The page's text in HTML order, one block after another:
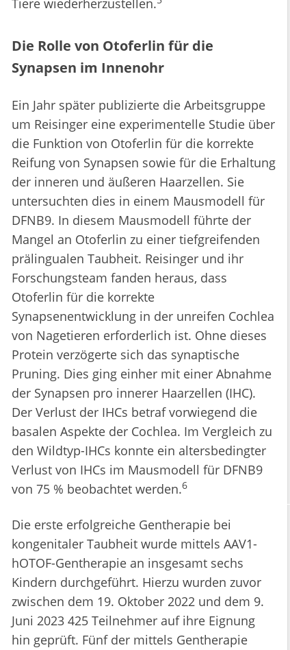
Tiere wiederherzustellen.
Die Rolle von Otoferlin für die
Synapsen im Innenohr
Ein Jahr später publizierte die Arbeitsgruppe
um Reisinger eine experimentelle Studie über
die Funktion von Otoferlin für die korrekte
Reifung von Synapsen sowie für die Erhaltung
der inneren und äußeren Haarzellen. Sie
untersuchten dies in einem Mausmodell für
DFNB9. In diesem Mausmodell führte der
Mangel an Otoferlin zu einer tiefgreifenden
prälingualen Taubheit. Reisinger und ihr
Forschungsteam fanden heraus, dass
Otoferlin für die korrekte
Synapsenentwicklung in der unreifen Cochlea
von Nagetieren erforderlich ist. Ohne dieses
Protein verzögerte sich das synaptische
Pruning. Dies ging einher mit einer Abnahme
der Synapsen pro innerer Haarzellen (IHC).
Der Verlust der IHCs betraf vorwiegend die
basalen Aspekte der Cochlea. Im Vergleich zu
den Wildtyp-IHCs konnte ein altersbedingter
Verlust von IHCs im Mausmodell für DFNB9
von 75 % beobachtet werden.6
Die erste erfolgreiche Gentherapie bei
kongenitaler Taubheit wurde mittels AAV1-
hOTOF-Gentherapie an insgesamt sechs
Kindern durchgeführt. Hierzu wurden zuvor
zwischen dem 19. Oktober 2022 und dem 9.
Juni 2023 425 Teilnehmer auf ihre Eignung
hin geprüft. Fünf der mittels Gentherapie